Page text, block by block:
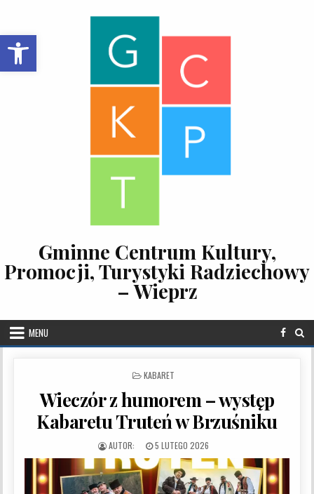
Open toolbar
Gminne Centrum Kultury,
Promocji, Turystyki Radziechowy
– Wieprz
MENU
POSTED IN
KABARET
Wieczór z humorem – występ
Kabaretu Truteń w Brzuśniku
PUBLISHED DATE:
5 LUTEGO 2026